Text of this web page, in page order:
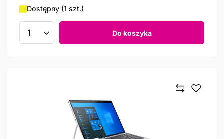
Dostępny (1 szt.)
Ilość produktów Do koszyka